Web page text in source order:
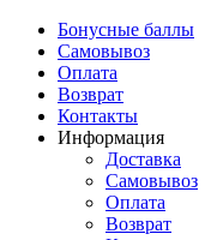
Бонусные баллы
Самовывоз
Оплата
Возврат
Контакты
Информация
Доставка
Самовывоз
Оплата
Возврат